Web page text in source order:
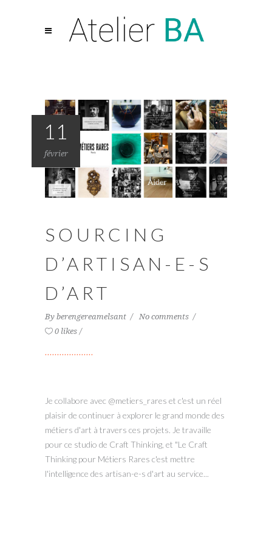
11
février
SOURCING
D’ARTISAN-E-S
D’ART
By berengereamelsant
No comments
0 likes
Je collabore avec @metiers_rares et c'est un réel
plaisir de continuer à explorer le grand monde des
métiers d'art à travers ces projets. Je travaille
pour ce studio de Craft Thinking, et "Le Craft
Thinking pour Métiers Rares c'est mettre
l'intelligence des artisan-e-s d'art au service...